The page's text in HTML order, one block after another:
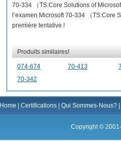
70-334 （TS:Core Solutions of
l’examen Microsoft 70-334 （TS:Core
première tentative !
Produits similaires!
074-674 70-413
70-342
Home Certifications Qui Sommes-Nous?
Copyright ©